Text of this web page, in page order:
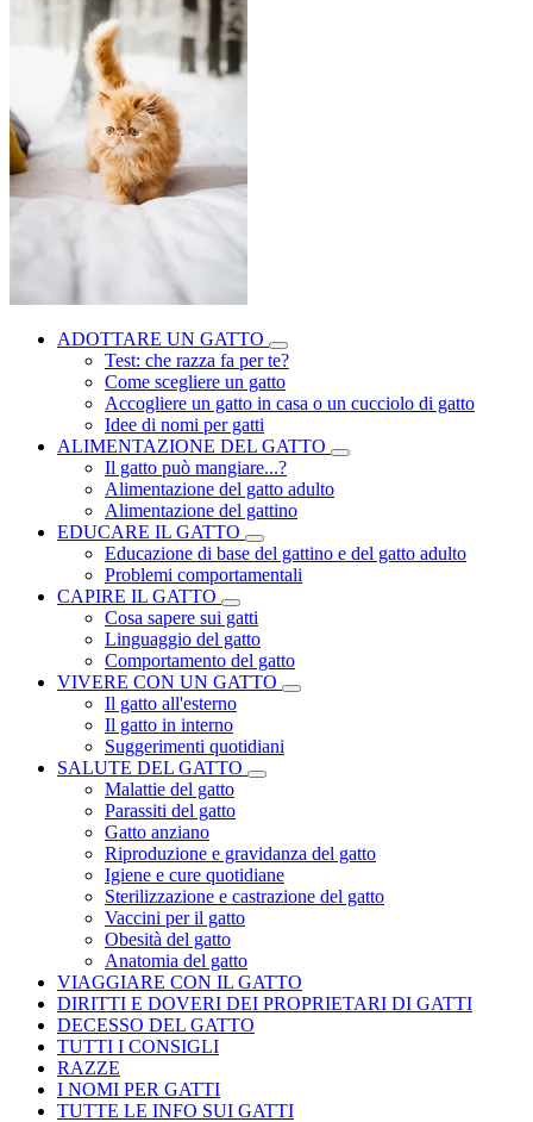
ADOTTARE UN GATTO
Test: che razza fa per te?
Come scegliere un gatto
Accogliere un gatto in casa o un cucciolo di gatto
Idee di nomi per gatti
ALIMENTAZIONE DEL GATTO
Il gatto può mangiare...?
Alimentazione del gatto adulto
Alimentazione del gattino
EDUCARE IL GATTO
Educazione di base del gattino e del gatto adulto
Problemi comportamentali
CAPIRE IL GATTO
Cosa sapere sui gatti
Linguaggio del gatto
Comportamento del gatto
VIVERE CON UN GATTO
Il gatto all'esterno
Il gatto in interno
Suggerimenti quotidiani
SALUTE DEL GATTO
Malattie del gatto
Parassiti del gatto
Gatto anziano
Riproduzione e gravidanza del gatto
Igiene e cure quotidiane
Sterilizzazione e castrazione del gatto
Vaccini per il gatto
Obesità del gatto
Anatomia del gatto
VIAGGIARE CON IL GATTO
DIRITTI E DOVERI DEI PROPRIETARI DI GATTI
DECESSO DEL GATTO
TUTTI I CONSIGLI
RAZZE
I NOMI PER GATTI
TUTTE LE INFO SUI GATTI